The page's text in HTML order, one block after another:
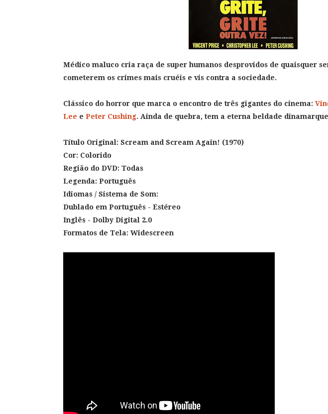
Médico maluco cria raça de super humanos desprovidos de quaisquer
cometerem os crimes mais cruéis e vis contra a sociedade.
Clássico do horror que marca o encontro de três gigantes do cinema:
Lee e Peter Cushing. Ainda de quebra, tem a eterna beldade
Título Original: Scream and Scream Again! (1970)
Cor: Colorido
Região do DVD: Todas
Legenda: Português
Idiomas / Sistema de Som:
Dublado em Português - Estéreo
Inglês - Dolby Digital 2.0
Formatos de Tela: Widescreen